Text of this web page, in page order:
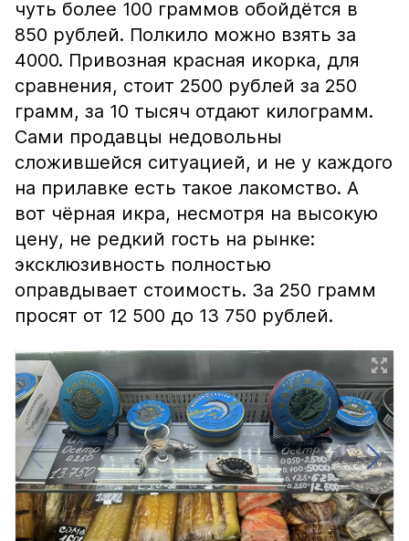
чуть более 100 граммов обойдётся в
850 рублей. Полкило можно взять за
4000. Привозная красная икорка, для
сравнения, стоит 2500 рублей за 250
грамм, за 10 тысяч отдают килограмм.
Сами продавцы недовольны
сложившейся ситуацией, и не у каждого
на прилавке есть такое лакомство. А
вот чёрная икра, несмотря на высокую
цену, не редкий гость на рынке:
эксклюзивность полностью
оправдывает стоимость. За 250 грамм
просят от 12 500 до 13 750 рублей.